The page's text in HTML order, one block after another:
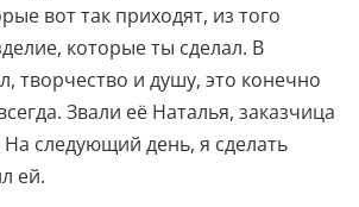
вот так приходят, из того
которые ты сделал. В
творчество и душу, это конечно
Звали её Наталья, заказчица
следующий день, я сделать
ей.